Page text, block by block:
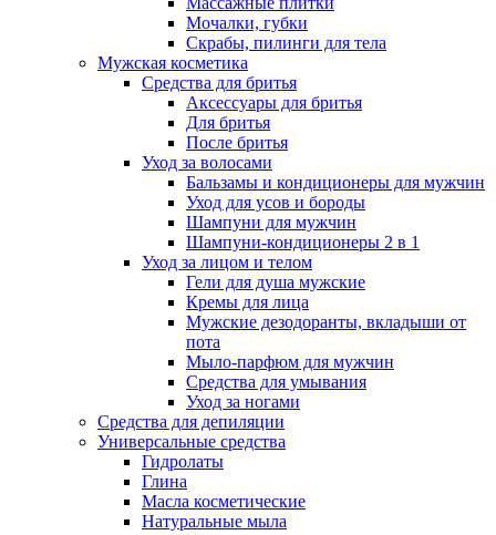
Мочалки, губки
Скрабы, пилинги для тела
Мужская косметика
Средства для бритья
Аксессуары для бритья
Для бритья
После бритья
Уход за волосами
Бальзамы и кондиционеры для мужчин
Уход для усов и бороды
Шампуни для мужчин
Шампуни-кондиционеры 2 в 1
Уход за лицом и телом
Гели для душа мужские
Кремы для лица
Мужские дезодоранты, вкладыши от
пота
Мыло-парфюм для мужчин
Средства для умывания
Уход за ногами
Средства для депиляции
Универсальные средства
Гидролаты
Глина
Масла косметические
Натуральные мыла